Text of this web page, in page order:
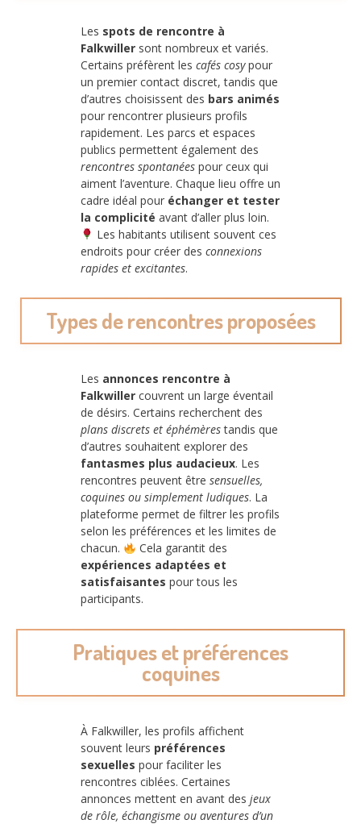
Les spots de rencontre à
Falkwiller sont nombreux et variés.
Certains préfèrent les cafés cosypour
un premier contact discret, tandis que
d’autres choisissent des bars animés
pour rencontrer plusieurs profils
rapidement. Les parcs et espaces
publics permettent également des
rencontres spontanées pour ceux qui
aiment l’aventure. Chaque lieu offre un
cadre idéal pour échanger et tester
la complicité avant d’aller plus loin.
Les habitants utilisent souvent ces
endroits pour créer des connexions
rapides et excitantes.
Types de rencontres proposées
Les annonces rencontre à
Falkwiller couvrent un large éventail
de désirs. Certains recherchent des
plans discrets et éphémèrestandis que
d’autres souhaitent explorer des
fantasmes plus audacieux. Les
rencontres peuvent être sensuelles,
coquines ou simplement ludiques. La
plateforme permet de filtrer les profils
selon les préférences et les limites de
chacun.
Cela garantit des
expériences adaptées et
satisfaisantes pour tous les
participants.
Pratiques et préférences
coquines
À Falkwiller, les profils affichent
souvent leurs préférences
sexuelles pour faciliter les
rencontres ciblées. Certaines
annonces mettent en avant des jeux
de rôle, échangisme ou aventures d’un